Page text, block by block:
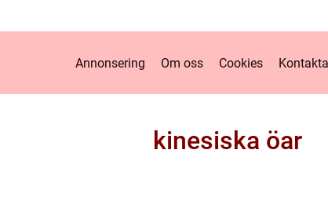
Annonsering Om oss Cookies
kinesiska öar